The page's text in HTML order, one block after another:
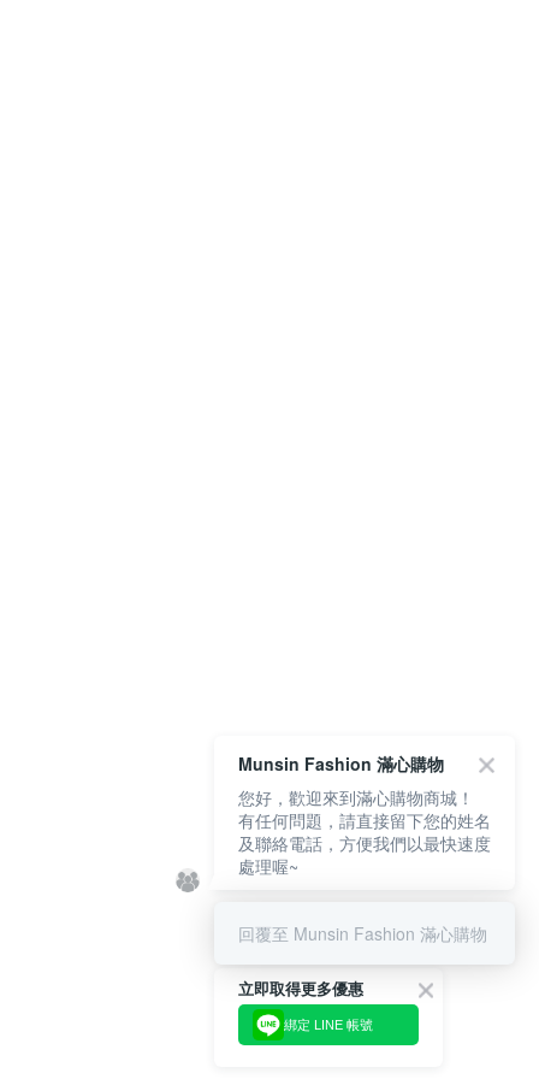
立即取得更多優惠
綁定 LINE 帳號
Munsin Fashion 滿心購物
您好，歡迎來到滿心購物商城！
有任何問題，請直接留下您的姓名
及聯絡電話，方便我們以最快速度
處理喔~
回覆至 Munsin Fashion 滿心購物